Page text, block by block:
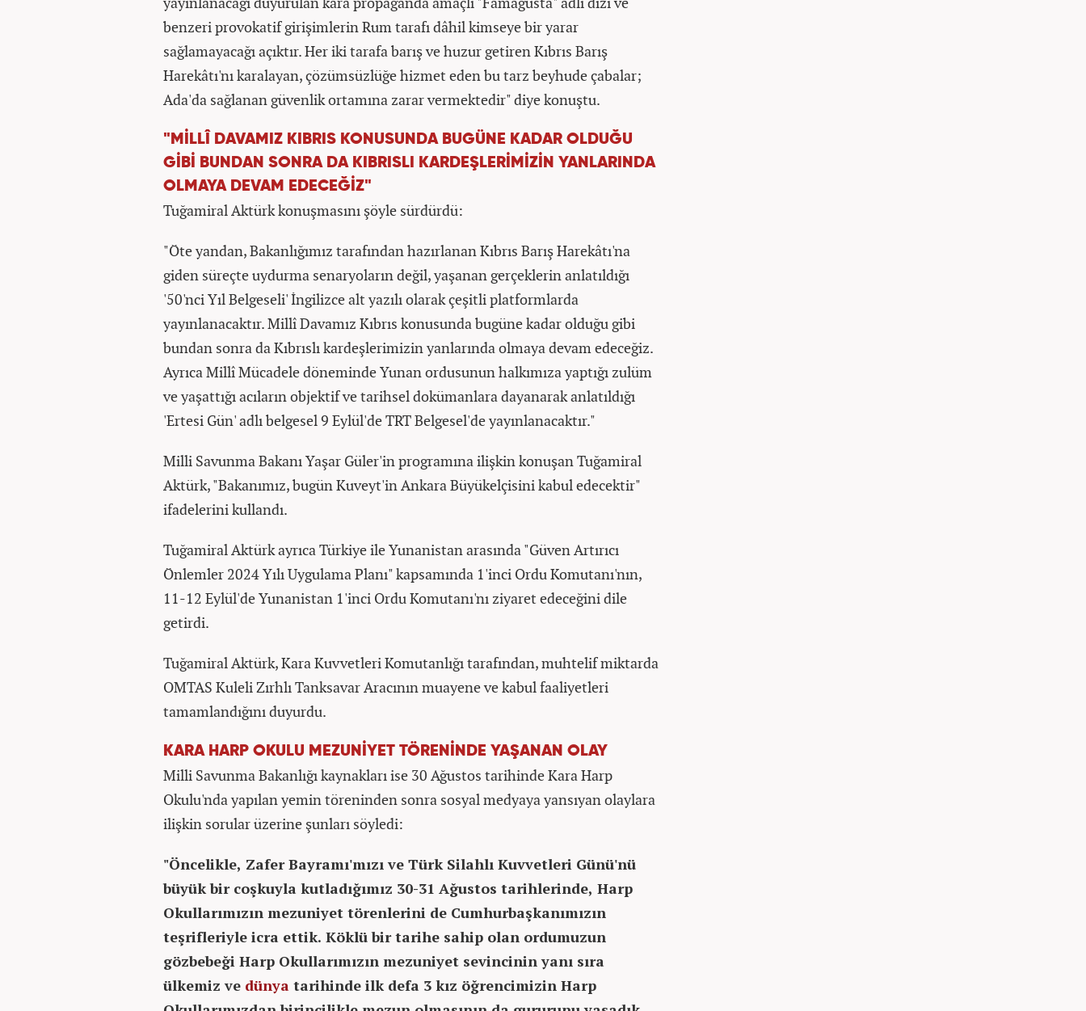
benzeri provokatif girişimlerin Rum tarafı dâhil kimseye bir yarar
sağlamayacağı açıktır. Her iki tarafa barış ve huzur getiren Kıbrıs Barış
Harekâtı'nı karalayan, çözümsüzlüğe hizmet eden bu tarz beyhude çabalar;
Ada'da sağlanan güvenlik ortamına zarar vermektedir" diye konuştu.
"MİLLÎ DAVAMIZ KIBRIS KONUSUNDA BUGÜNE KADAR OLDUĞU
GİBİ BUNDAN SONRA DA KIBRISLI KARDEŞLERİMİZİN YANLARINDA
OLMAYA DEVAM EDECEĞİZ"
Tuğamiral Aktürk konuşmasını şöyle sürdürdü:
"Öte yandan, Bakanlığımız tarafından hazırlanan Kıbrıs Barış Harekâtı'na
giden süreçte uydurma senaryoların değil, yaşanan gerçeklerin anlatıldığı
'50'nci Yıl Belgeseli' İngilizce alt yazılı olarak çeşitli platformlarda
yayınlanacaktır. Millî Davamız Kıbrıs konusunda bugüne kadar olduğu gibi
bundan sonra da Kıbrıslı kardeşlerimizin yanlarında olmaya devam edeceğiz.
Ayrıca Millî Mücadele döneminde Yunan ordusunun halkımıza yaptığı zulüm
ve yaşattığı acıların objektif ve tarihsel dokümanlara dayanarak anlatıldığı
'Ertesi Gün' adlı belgesel 9 Eylül'de TRT Belgesel'de yayınlanacaktır."
Milli Savunma Bakanı Yaşar Güler'in programına ilişkin konuşan Tuğamiral
Aktürk, "Bakanımız, bugün Kuveyt'in Ankara Büyükelçisini kabul edecektir"
ifadelerini kullandı.
Tuğamiral Aktürk ayrıca Türkiye ile Yunanistan arasında "Güven Artırıcı
Önlemler 2024 Yılı Uygulama Planı" kapsamında 1'inci Ordu Komutanı'nın,
11-12 Eylül'de Yunanistan 1'inci Ordu Komutanı'nı ziyaret edeceğini dile
getirdi.
Tuğamiral Aktürk, Kara Kuvvetleri Komutanlığı tarafından, muhtelif miktarda
OMTAS Kuleli Zırhlı Tanksavar Aracının muayene ve kabul faaliyetleri
tamamlandığını duyurdu.
KARA HARP OKULU MEZUNİYET TÖRENİNDE YAŞANAN OLAY
Milli Savunma Bakanlığı kaynakları ise 30 Ağustos tarihinde Kara Harp
Okulu'nda yapılan yemin töreninden sonra sosyal medyaya yansıyan olaylara
ilişkin sorular üzerine şunları söyledi:
"Öncelikle, Zafer Bayramı'mızı ve Türk Silahlı Kuvvetleri Günü'nü
büyük bir coşkuyla kutladığımız 30-31 Ağustos tarihlerinde, Harp
Okullarımızın mezuniyet törenlerini de Cumhurbaşkanımızın
teşrifleriyle icra ettik. Köklü bir tarihe sahip olan ordumuzun
gözbebeği Harp Okullarımızın mezuniyet sevincinin yanı sıra
ülkemiz ve dünya tarihinde ilk defa 3 kız öğrencimizin Harp